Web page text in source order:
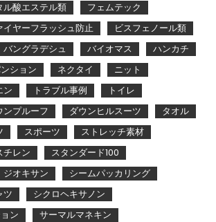
ル酸エステル類
フェムテック
イヤーフラッシュ防止
ビスフェノール類
バングラデシュ バイオマス
ハンカチ
ション
ネクタイ
ニット
ン トラブル事例
トイレ
ンプルーフ ダウンヒルスーツ
タオル
スポーツ
ストレッチ素材
チレン
スタンダード100
ジオキサン
シームパッカリング
ツ
シクロヘキサノン
ン
サーマルマネキン